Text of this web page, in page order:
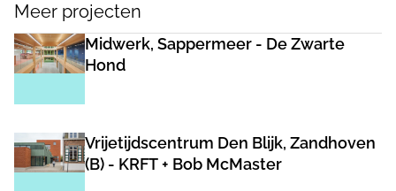
Meer projecten
Midwerk, Sappermeer - De Zwarte
Hond
Vrijetijdscentrum Den Blijk, Zandhoven
(B) - KRFT + Bob McMaster